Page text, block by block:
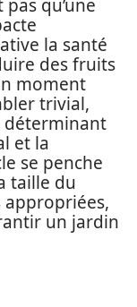
qu’une
la santé
des fruits
moment
trivial,
déterminant
et la
se penche
taille du
un jardin